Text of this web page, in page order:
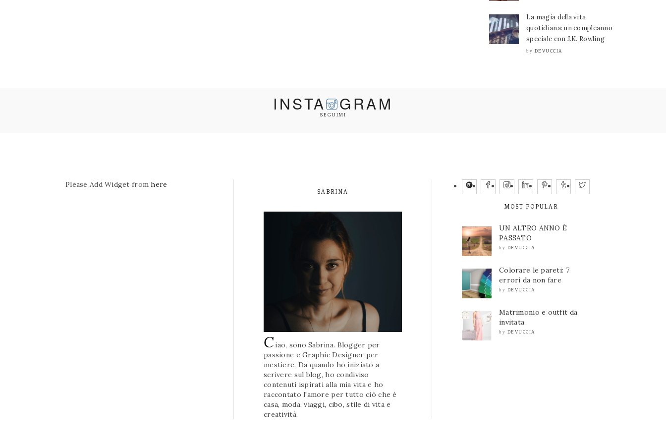
La magia della vita
quotidiana: un compleanno
speciale con J.K. Rowling
by DEVUCCIA
INSTA GRAM
SEGUIMI
Please Add Widget fromhere
SABRINA
Ciao, sono Sabrina. Blogger per
passione e Graphic Designer per
mestiere. Da quando ho iniziato a
scrivere sul blog, ho condiviso
contenuti ispirati alla mia vita e ho
raccontato l'amore per tutto ciò che è
casa, moda, viaggi, cibo, stile di vita e
creatività.
MOST POPULAR
UN ALTRO ANNO È
PASSATO
by DEVUCCIA
Colorare le pareti: 7
errori da non fare
by DEVUCCIA
Matrimonio e outfit da
invitata
by DEVUCCIA